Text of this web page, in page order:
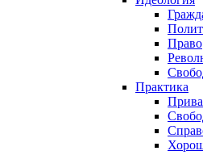
Право
Практика